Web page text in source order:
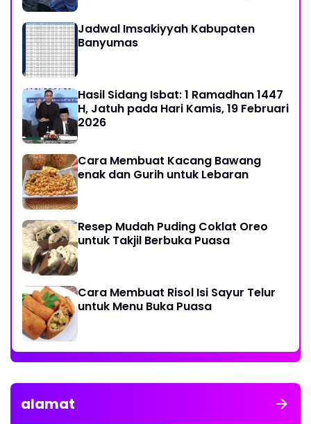
Jadwal Imsakiyyah Kabupaten
Banyumas
Hasil Sidang Isbat: 1 Ramadhan 1447
H, Jatuh pada Hari Kamis, 19 Februari
2026
Cara Membuat Kacang Bawang
enak dan Gurih untuk Lebaran
Resep Mudah Puding Coklat Oreo
untuk Takjil Berbuka Puasa
Cara Membuat Risol Isi Sayur Telur
untuk Menu Buka Puasa
alamat